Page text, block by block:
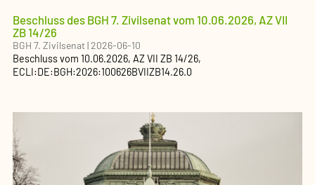
Beschluss des BGH 7. Zivilsenat vom 10.06.2026, AZ VII
ZB 14/26
BGH 7. Zivilsenat|2026-06-10
Beschlussvom 10.06.2026, AZVII ZB 14/26,
ECLI:DE:BGH:2026:100626BVIIZB14.26.0